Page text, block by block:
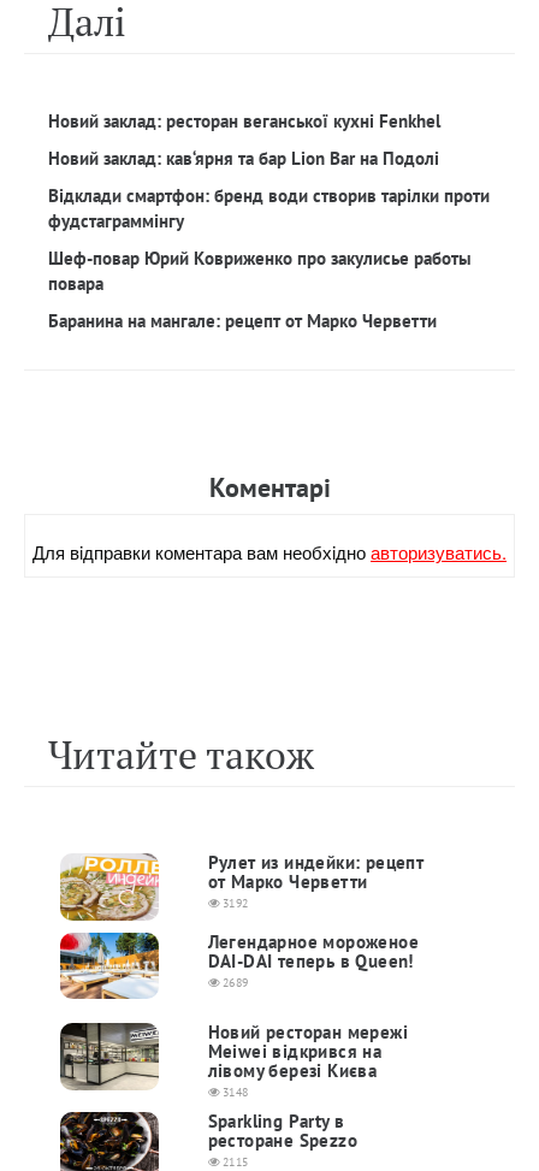
Далi
Новий заклад: ресторан веганської кухні Fenkhel
Новий заклад: кав‘ярня та бар Lion Bar на Подолі
Відклади смартфон: бренд води створив тарілки проти
фудстаграммінгу
Шеф-повар Юрий Ковриженко про закулисье работы
повара
Баранина на мангале: рецепт от Марко Черветти
Коментарi
Для вiдправки коментара вам необхiдноавторизуватись.
Читайте також
Рулет из индейки: рецепт
от Марко Черветти
3192
Легендарное мороженое
DAI-DAI теперь в Queen!
2689
Новий ресторан мережі
Meiwei відкрився на
лівому березі Києва
3148
Sparkling Party в
ресторане Spezzo
2115